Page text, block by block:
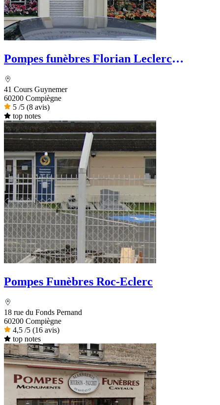
Pompes funèbres Florian Leclerc
41 Cours Guynemer
60200 Compiègne
5 /5 (8 avis)
top notes
Pompes Funèbres Roc-Eclerc
18 rue du Fonds Pernand
60200 Compiègne
4,5 /5 (16 avis)
top notes